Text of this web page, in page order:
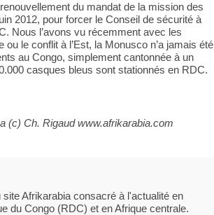
du mandat de la mission des
2012, pour forcer le Conseil de sécurité à
Nous l’avons vu récemment avec les
le conflit à l’Est, la Monusco n’a jamais été
au Congo, simplement cantonnée à un
casques bleus sont stationnés en RDC.
(c) Ch. Rigaud www.afrikarabia.com
Afrikarabia consacré à l'actualité en
du Congo (RDC) et en Afrique centrale.